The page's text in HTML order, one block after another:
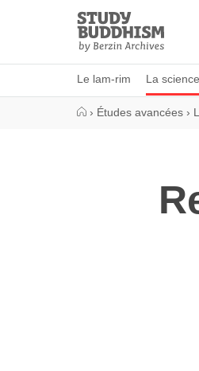
Study
Buddhism
Home
Le lam-rim La
› Études avancées ›